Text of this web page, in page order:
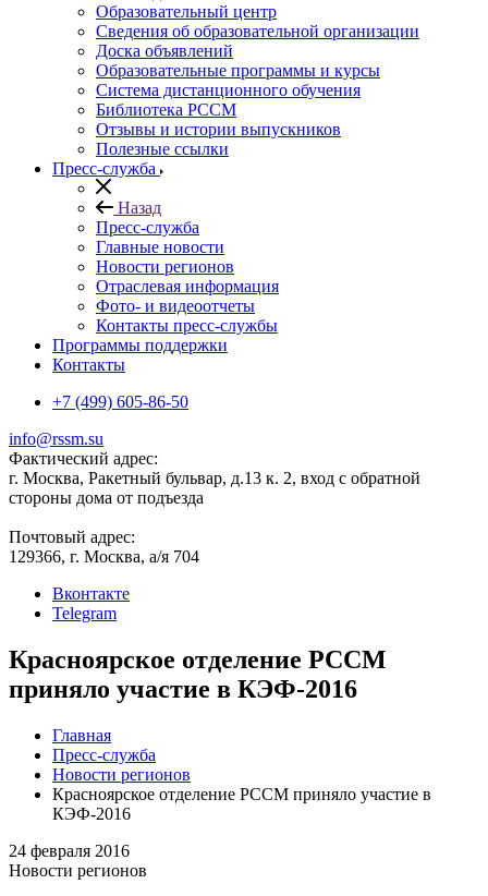
Образовательный центр
Сведения об образовательной организации
Доска объявлений
Образовательные программы и курсы
Система дистанционного обучения
Библиотека РССМ
Отзывы и истории выпускников
Полезные ссылки
Пресс-служба
Назад
Пресс-служба
Главные новости
Новости регионов
Отраслевая информация
Фото- и видеоотчеты
Контакты пресс-службы
Программы поддержки
Контакты
+7 (499) 605-86-50
info@rssm.su
Фактический адрес:
г. Москва, Ракетный бульвар, д.13 к. 2, вход с обратной
стороны дома от подъезда
Почтовый адрес:
129366, г. Москва, а/я 704
Вконтакте
Telegram
Красноярское отделение РССМ
приняло участие в КЭФ-2016
Главная
Пресс-служба
Новости регионов
Красноярское отделение РССМ приняло участие в
КЭФ-2016
24 февраля 2016
Новости регионов